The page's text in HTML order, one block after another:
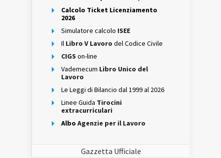
Calcolo Ticket Licenziamento
2026
Simulatore calcolo ISEE
Il Libro V Lavoro del Codice Civile
CIGS on-line
Vademecum Libro Unico del
Lavoro
Le Leggi di Bilancio dal 1999 al 2026
Linee Guida Tirocini
extracurriculari
Albo Agenzie per il Lavoro
Gazzetta Ufficiale